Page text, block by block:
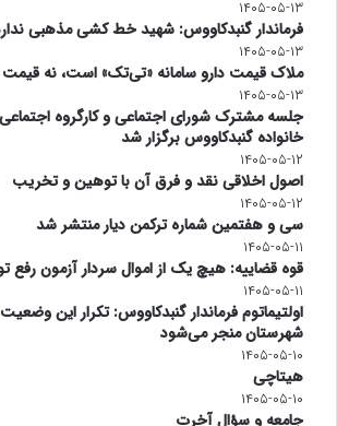
۱۴۰۵-۰۵-۱۳
فرماندار گنبدکاووس: شهید خط کشی مذهبی
۱۴۰۵-۰۵-۱۳
ملاک قیمت دارو سامانه «تی‌تک» است، نه
۱۴۰۵-۰۵-۱۳
جلسه مشترک شورای اجتماعی و کارگروه
خانواده گنبدکاووس برگزار شد
۱۴۰۵-۰۵-۱۲
اصول اخلاقی نقد و فرق آن با توهین و تخریب
۱۴۰۵-۰۵-۱۲
سی و هفتمین شماره ترکمن دیار منتشر شد
۱۴۰۵-۰۵-۱۱
قوه قضاییه: هیچ یک از اموال سردار آزمون
۱۴۰۵-۰۵-۱۱
اولتیماتوم فرماندار گنبدکاووس: تکرار این
شهرستان منجر می‌شود
۱۴۰۵-۰۵-۱۰
هیتاچی
۱۴۰۵-۰۵-۱۰
جامعه و سؤال آخرت